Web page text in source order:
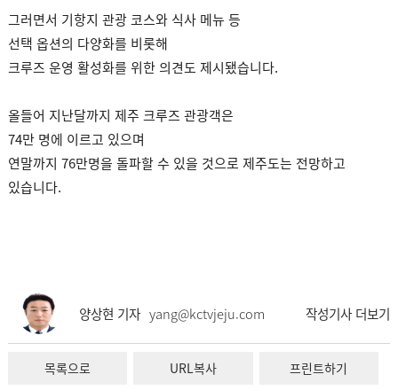
그러면서 기항지 관광 코스와 식사 메뉴 등
선택 옵션의 다양화를 비롯해
크루즈 운영 활성화를 위한 의견도 제시됐습니다.
올들어 지난달까지 제주 크루즈 관광객은
74만 명에 이르고 있으며
연말까지 76만명을 돌파할 수 있을 것으로 제주도는 전망하고
있습니다.
양상현 기자 yang@kctvjeju.com 작성기사 더보기
목록으로 URL복사 프린트하기